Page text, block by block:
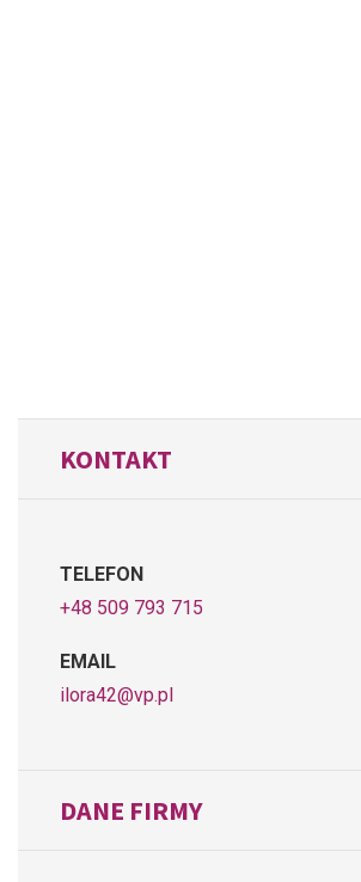
KONTAKT
TELEFON
+48 509 793 715
EMAIL
ilora42@vp.pl
DANE FIRMY